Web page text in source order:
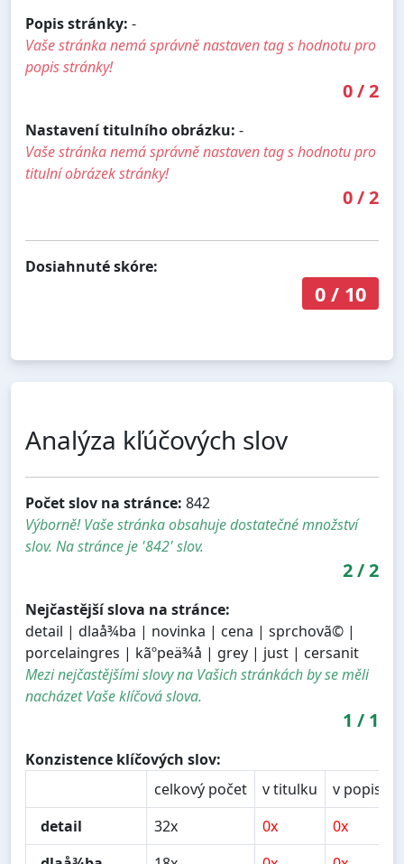
Popis stránky: -
Vaše stránka nemá správně nastaven tag s hodnotu pro
popis stránky!
0/2
Nastavení titulního obrázku: -
Vaše stránka nemá správně nastaven tag s hodnotu pro
titulní obrázek stránky!
0/2
Dosiahnuté skóre:
0/ 10
Analýza kľúčových slov
Počet slov na stránce: 842
Výborně! Vaše stránka obsahuje dostatečné množství
slov. Na stránce je '842' slov.
2/2
Nejčastější slova na stránce:
detail | dlaå¾ba | novinka | cena | sprchovã© |
porcelaingres | kãºpeä¾å | grey | just | cersanit
Mezi nejčastějšími slovy na Vašich stránkách by se měli
nacházet Vaše klíčová slova.
1 / 1
Konzistence klíčových slov:
celkový počet
v titulku
v popisu
detail
32x 0x
0x